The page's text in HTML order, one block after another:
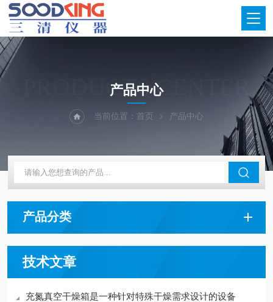
PRODUCTS CENTER
产品中心
当前位置： 首页 产品中心
产品分类
技术文章
充氮真空干燥箱是一种针对特殊干燥需求设计的设备